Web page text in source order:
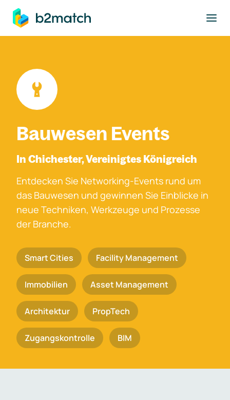
springen
Bauwesen Events
In Chichester, Vereinigtes Königreich
Entdecken Sie Networking-Events rund um
das Bauwesen und gewinnen Sie Einblicke in
neue Techniken, Werkzeuge und Prozesse
der Branche.
Smart Cities Facility Management
Immobilien Asset Management
Architektur PropTech
Zugangskontrolle BIM